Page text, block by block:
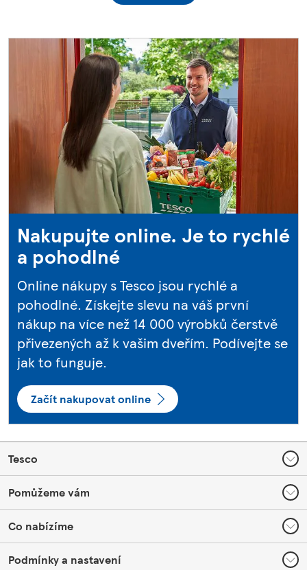
Nakupujte online. Je to rychlé
a pohodlné
Online nákupy s Tesco jsou rychlé a
pohodlné. Získejte slevu na váš první
nákup na více než 14 000 výrobků čerstvě
přivezených až k vašim dveřím. Podívejte se
jak to funguje.
Začít nakupovat online
Footer
Tesco
Pomůžeme vám
Co nabízíme
Podmínky a nastavení